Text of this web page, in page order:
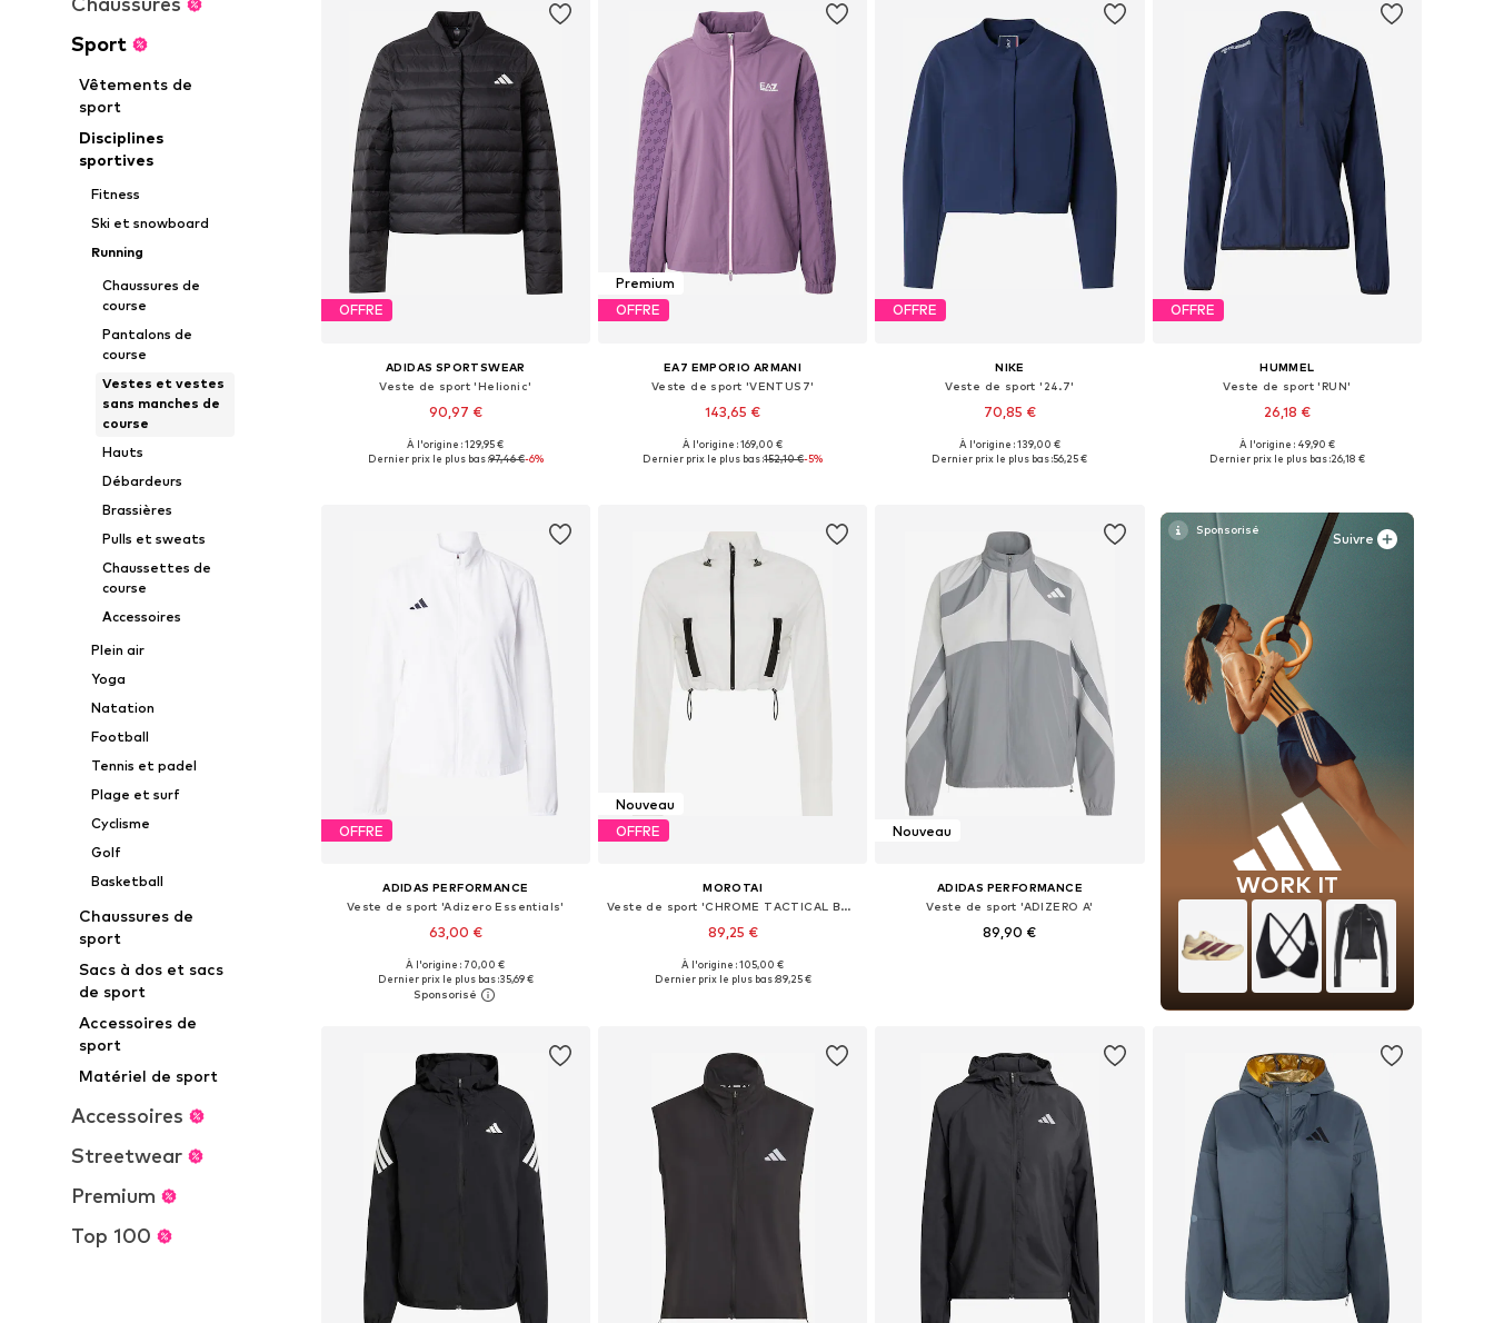
Sport
Vêtements de
sport
Disciplines
sportives
Fitness
Ski et snowboard
Running
Chaussures de
course
Pantalons de
course
Vestes et vestes
sans manches de
course
Hauts
Débardeurs
Brassières
Pulls et sweats
Chaussettes de
course
Accessoires
Plein air
Yoga
Natation
Football
Tennis et padel
Plage et surf
Cyclisme
Golf
Basketball
Chaussures de
sport
Sacs à dos et sacs
de sport
Accessoires de
sport
Matériel de sport
Accessoires
Streetwear
Premium
Top 100
OFFRE
ADIDAS SPORTSWEAR
Veste de sport 'Helionic'
90,97 €
Disponible en plusieurs tailles
À l'origine : 129,95 €
Dernier prix le plus bas :97,46 €-6%
Premium
OFFRE
EA7 EMPORIO ARMANI
Veste de sport 'VENTUS7'
143,65 €
Tailles disponibles: S, M, L, XL
À l'origine : 169,00 €
Dernier prix le plus bas :152,10 €-5%
OFFRE
NIKE
Veste de sport '24.7'
70,85 €
Tailles disponibles: XS, S, M, L, XL
À l'origine : 139,00 €
Dernier prix le plus bas :56,25 €
OFFRE
HUMMEL
Veste de sport 'RUN'
26,18 €
Tailles disponibles: XS, S, M
À l'origine : 49,90 €
Dernier prix le plus bas :26,18 €
OFFRE
ADIDAS PERFORMANCE
Veste de sport 'Adizero Essentials'
63,00 €
Tailles disponibles: S, M, L, XL
Ajouter au panier
À l'origine : 70,00 €
Dernier prix le plus bas :35,69 €
Nouveau
OFFRE
MOROTAI
Veste de sport 'CHROME TACTICAL BOMBER'
89,25 €
Tailles disponibles: S, M, L, XL
À l'origine : 105,00 €
Dernier prix le plus bas :89,25 €
Nouveau
ADIDAS PERFORMANCE
Veste de sport 'ADIZERO A'
89,90 €
Suivre
WORK IT